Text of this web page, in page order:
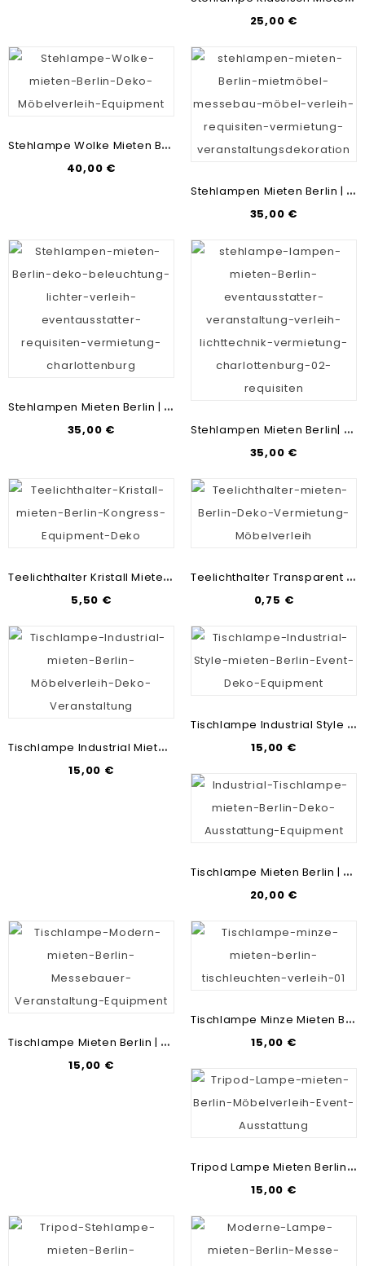
25,00 €
S
Tehlampe Wolke Mieten Berlin | Stehleuchten-Verleih | Messebau & Mietmöbel
40,00 €
S
Tehlampen Mieten Berlin | Deko-Lampen-Verleih | Mietmöbel & Messebau
35,00 €
S
Tehlampen Mieten Berlin | Deko-Lampen-Verleih | Veranstaltungsdekoration
35,00 € S
Tehlampen Mieten Berlin| Veranstaltungsdekoration-Verleih | Lichttechnik-Vermietung
35,00 €
T
Eelichthalter Kristall Mieten Berlin | Teelichtgläser Mieten | Deko-Lichter | Messebau & Mietmöbel
5,50 €
T
Eelichthalter Transparent Mieten Berlin | Teelichtglas Mieten | Mietmöbel & Messebau
0,75 €
T
Ischlampe Industrial Mieten Berlin | Tischleuchten-Vermietung | Messebau & Mietmöbel
15,00 €
T
Ischlampe Industrial Style Mieten Berlin | Deko-Lichter & Beleuchtung | Mietmöbel
15,00 €
T
Ischlampe Mieten Berlin | Lampen-Verleih | Veranstaltungsdekoration | Mietmöbel & Messebau
20,00 €
T
Ischlampe Mieten Berlin | Tischlampen-Verleih | Tischleuchten-Vermietung
15,00 €
T
Ischlampe Minze Mieten Berlin | Tischleuchten-Verleih | Schreibtischlampe Charlottenburg
15,00 €
T
Ripod Lampe Mieten Berlin | Stehleuchten-Verleih | Messebau & Mietmöbel
15,00 €